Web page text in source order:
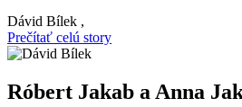
Dávid Bílek ,
Prečítať celú story
Róbert Jakab a Anna